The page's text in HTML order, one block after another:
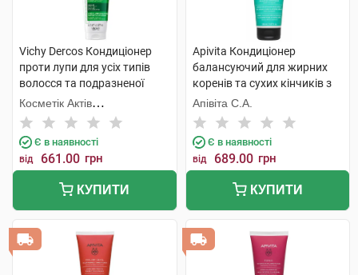
Vichy Dercos Кондиціонер
проти лупи для усіх типів
волосся та подразненої
шкіри 200 мл 1 флакон
Косметік Актів
Інтернаціональ
Є в наявності
від 661.00 грн
КУПИТИ
Apivita Кондиціонер
балансуючий для жирних
коренів та сухих кінчиків з
кропивою та прополісом 150
мл 1 туба
Апівіта С.А.
Є в наявності
від 689.00 грн
КУПИТИ